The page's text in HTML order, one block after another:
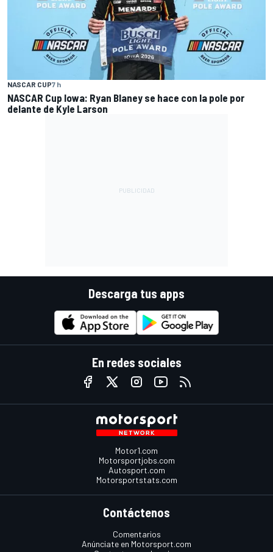
NASCAR CUP7 h
NASCAR Cup Iowa: Ryan Blaney se hace con la pole por
delante de Kyle Larson
Descarga tus apps
En redes sociales
Motor1.com
Motorsportjobs.com
Autosport.com
Motorsportstats.com
Contáctenos
Comentarios
Anúnciate en Motorsport.com